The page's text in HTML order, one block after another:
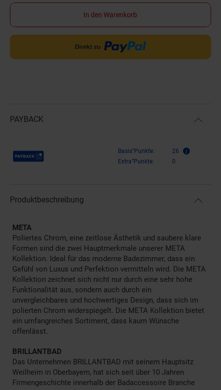
In den Warenkorb
PAYBACK
Payback Punkte Basis°Punkte:
26
Extra°Punkte:
0
Produktbeschreibung
META
Poliertes Chrom, eine zeitlose Ästhetik und saubere klare
Formen sind die zwei Hauptmerkmale unserer META
Kollektion. Ideal für das moderne Badezimmer, dass ein
Gefühl von Luxus und Perfektion vermitteln wird. Die META
Kollektion zeichnet sich nicht nur durch eine sehr hohe
Funktionalität aus, sondern auch durch ein
unvergleichbares und hochwertiges Design, dass sich im
polierten Chrom widerspiegelt. Die META Kollektion bietet
ein umfangreiches Sortiment, dass kaum Wünsche
offenlässt.
BRILLANTBAD
Das Unternehmen BRILLANTBAD mit seinem Hauptsitz
Weilheim in Oberbayern, hat sich seit über 10 Jahren
Firmengeschichte innerhalb der Badaccessoire Branche